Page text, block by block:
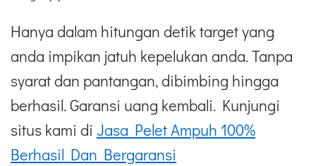
Hanya dalam hitungan detik target yang
anda impikan jatuh kepelukan anda. Tanpa
syarat dan pantangan, dibimbing hingga
berhasil. Garansi uang kembali. Kunjungi
situs kami di Jasa Pelet Ampuh 100%
Berhasil Dan Bergaransi